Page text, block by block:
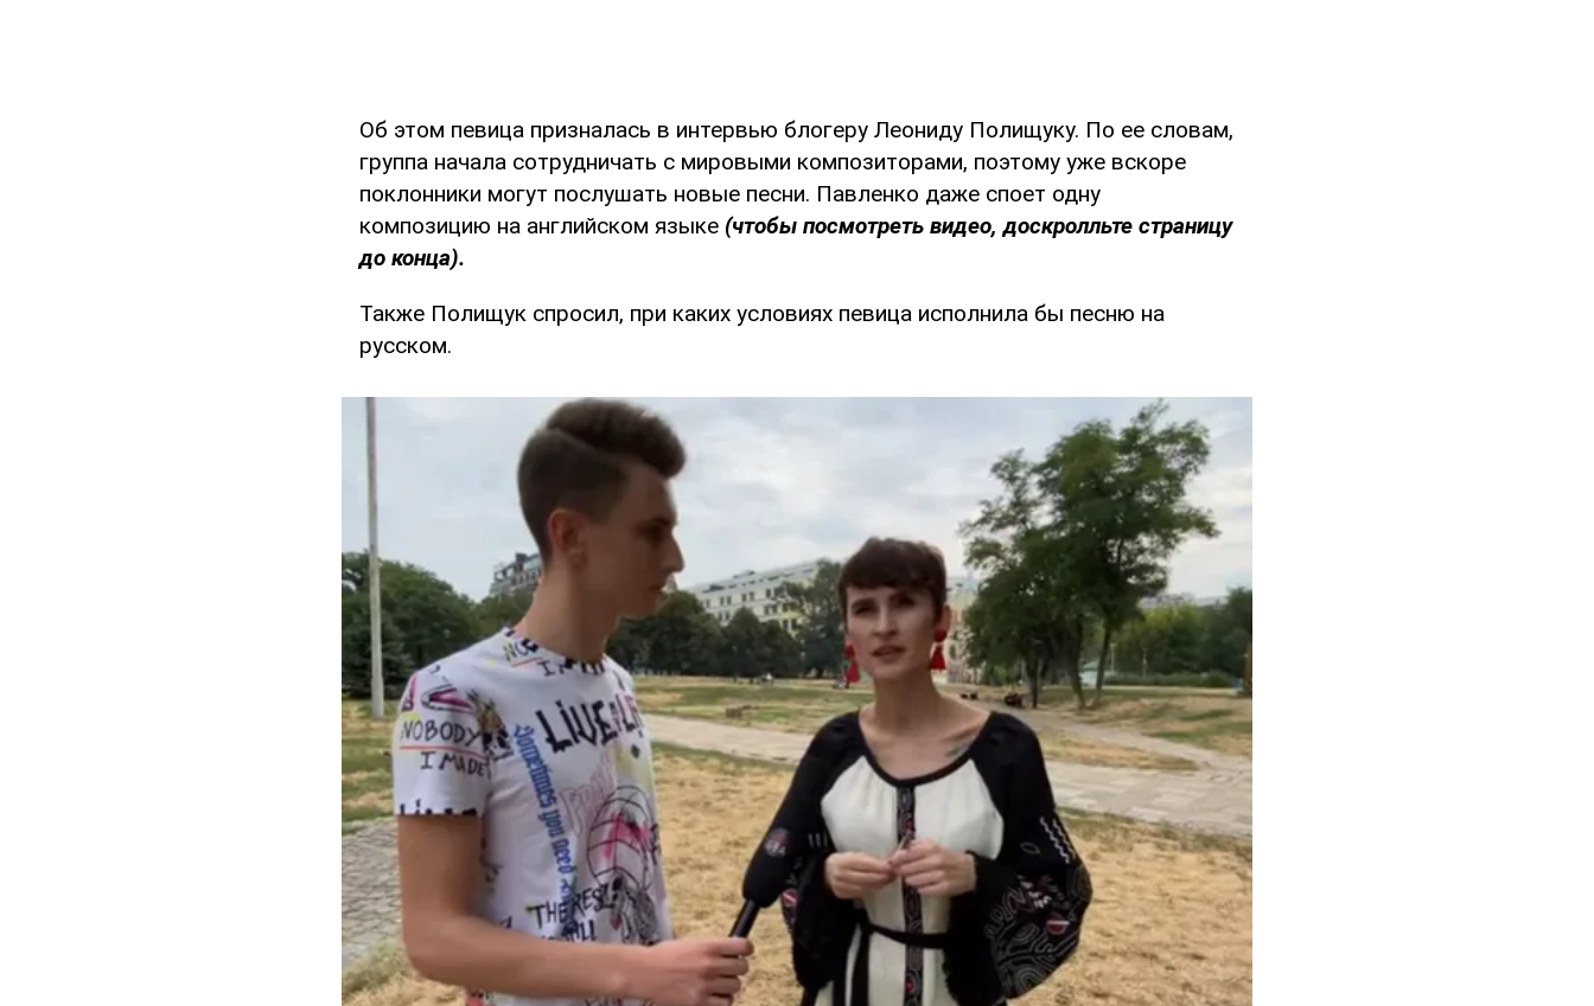
Об этом певица призналась в интервью блогеру Леониду Полищуку. По ее словам,
группа начала сотрудничать с мировыми композиторами, поэтому уже вскоре
поклонники могут послушать новые песни. Павленко даже споет одну
композицию на английском языке (чтобы посмотреть видео, доскролльте страницу
до конца).
Также Полищук спросил, при каких условиях певица исполнила бы песню на
русском.